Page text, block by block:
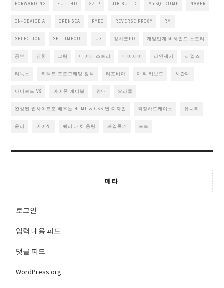
FORWARDING FULLHD GZIP JIB BUILD MYSQLDUMP NAVER
ON-DEVICE AI OPENSEA PYBO REVERSE PROXY RM
SELECTION SETTIMEOUT UX 강차분PD 게임업계 비하인드 스토리
공부 권한 그림 데이터 스토리 디비서버 라인세기 레일즈
리눅스 리액트 프로그래밍 정석 리포비아 매직 키보드 시간대
아이로드 V9 아이폰 케이블 안대 오라클
완성된 웹사이트로 배우는 HTML & CSS 웹 디자인 외장하드케이스 유니티
윤리 이어셋 쿼리 패킷 용량 파일묶기 포트
메타
로그인
입력 내용 피드
댓글 피드
WordPress.org